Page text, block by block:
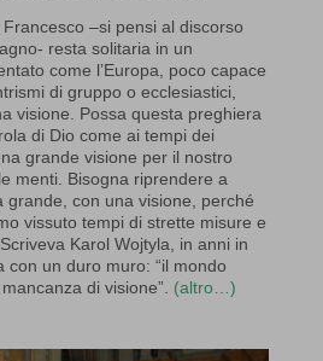
–si pensi al discorso
resta solitaria in un
come l’Europa, poco capace
di gruppo o ecclesiastici,
visione. Possa questa preghiera
di Dio come ai tempi dei
grande visione per il nostro
menti. Bisogna riprendere a
grande, con una visione, perché
vissuto tempi di strette misure e
Karol Wojtyla, in anni in
con un duro muro: “il mondo
di visione”. (altro…)